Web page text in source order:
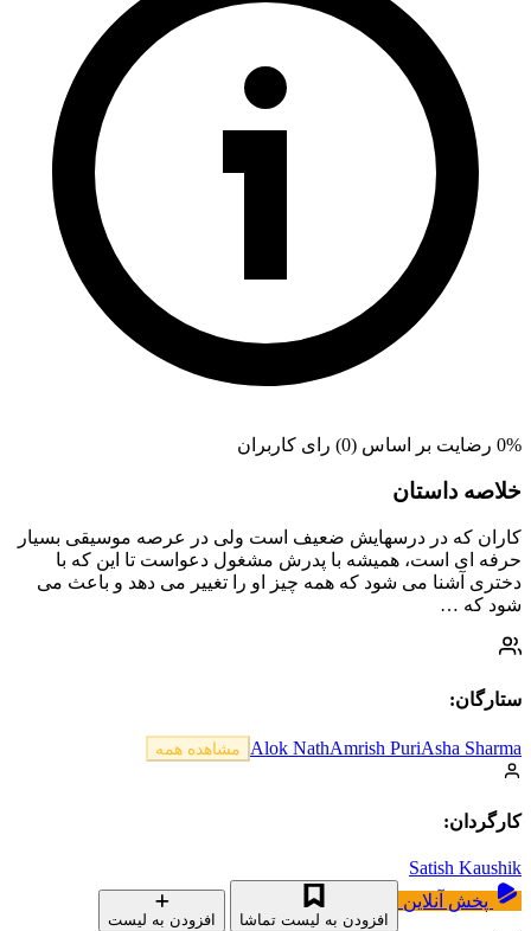
0% رضایت بر اساس (0) رای کاربران
خلاصه داستان
کاران که در درسهایش ضعیف است ولی در عرصه موسیقی بسیار
حرفه ای است، همیشه با پدرش مشغول دعواست تا این که با
دختری آشنا می شود که همه چیز او را تغییر می دهد و باعث می
شود که …
ستارگان:
Alok NathAmrish PuriAsha Sharma مشاهده همه
کارگردان:
Satish Kaushik
پخش آنلاین
افزودن به لیست تماشا افزودن به لیست